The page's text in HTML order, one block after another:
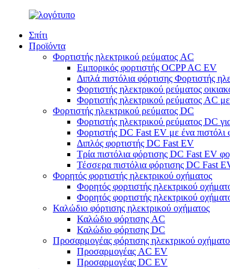
Σπίτι
Προϊόντα
Φορτιστής ηλεκτρικού ρεύματος AC
Εμπορικός φορτιστής OCPP AC EV
Διπλά πιστόλια φόρτισης Φορτιστής
Φορτιστής ηλεκτρικού ρεύματος
Φορτιστής ηλεκτρικού ρεύματος AC
Φορτιστής ηλεκτρικού ρεύματος DC
Φορτιστής ηλεκτρικού ρεύματος DC
Φορτιστής DC Fast EV με ένα πιστόλι
Διπλός φορτιστής DC Fast EV
Τρία πιστόλια φόρτισης DC Fast EV
Τέσσερα πιστόλια φόρτισης DC Fast
Φορητός φορτιστής ηλεκτρικού οχήματος
Φορητός φορτιστής ηλεκτρικού
Φορητός φορτιστής ηλεκτρικού
Καλώδιο φόρτισης ηλεκτρικού οχήματος
Καλώδιο φόρτισης AC
Καλώδιο φόρτισης DC
Προσαρμογέας φόρτισης ηλεκτρικού
Προσαρμογέας AC EV
Προσαρμογέας DC EV